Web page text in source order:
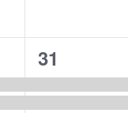
4
eventos,
31